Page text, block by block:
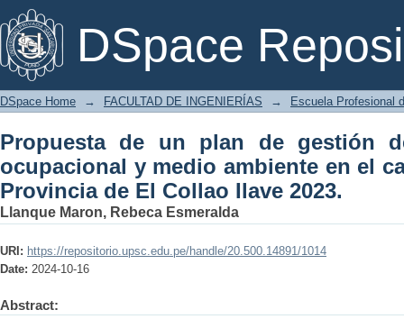
DSpace
Propuesta de un plan de gestión
ambiente en el camal municipal de la
DSpace Home → FACULTAD DE INGENIERÍAS → Escuela Profesional
Propuesta de un plan de gestión
ocupacional y medio ambiente en el
Provincia de El Collao Ilave 2023.
Llanque Maron, Rebeca Esmeralda
URI: https://repositorio.upsc.edu.pe/handle/20.500.14891/1014
Date: 2024-10-16
Abstract: